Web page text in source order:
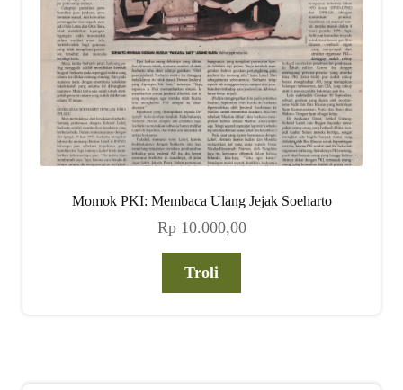
Momok PKI: Membaca Ulang Jejak Soeharto
Rp10.000,00
Troli